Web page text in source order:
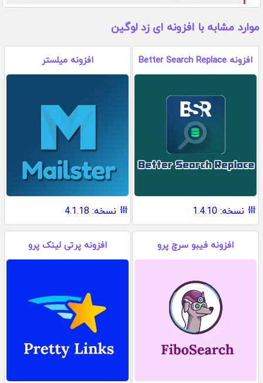
موارد مشابه با افزونه ای زد لوگین
افزونه Better Search Replace
نسخه: 1.4.10
افزونه میلستر
نسخه: 4.1.18
افزونه فیبو سرچ پرو افزونه پرتی لینک پرو